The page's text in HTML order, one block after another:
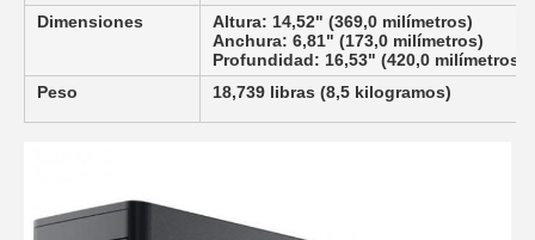
Dimensiones
Altura: 14,52" (369,0 milímetros)
Anchura: 6,81" (173,0 milímetros)
Profundidad: 16,53" (420,0 milímetros)
Peso
18,739 libras (8,5 kilogramos)